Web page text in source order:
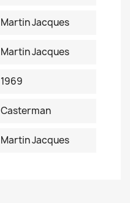
Martin Jacques
Martin Jacques
1969
Casterman
Martin Jacques